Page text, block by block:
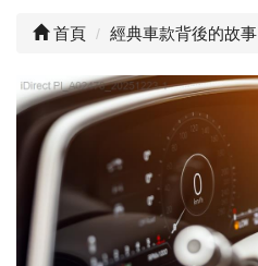
首頁 經典車款背後的故事